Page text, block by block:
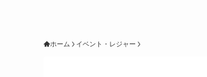
ホーム イベント・レジャー